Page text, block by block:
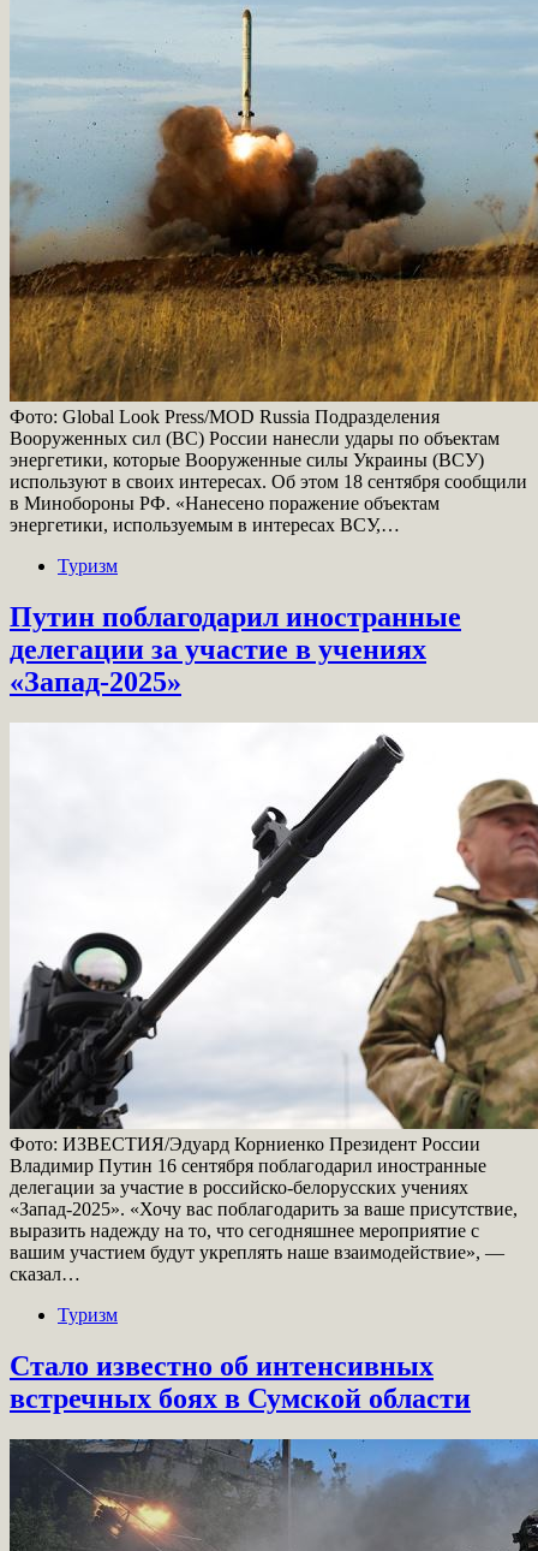
Фото: Global Look Press/MOD Russia Подразделения
Вооруженных сил (ВС) России нанесли удары по объектам
энергетики, которые Вооруженные силы Украины (ВСУ)
используют в своих интересах. Об этом 18 сентября сообщили
в Минобороны РФ. «Нанесено поражение объектам
энергетики, используемым в интересах ВСУ,…
Туризм
Путин поблагодарил иностранные
делегации за участие в учениях
«Запад-2025»
Фото: ИЗВЕСТИЯ/Эдуард Корниенко Президент России
Владимир Путин 16 сентября поблагодарил иностранные
делегации за участие в российско-белорусских учениях
«Запад-2025». «Хочу вас поблагодарить за ваше присутствие,
выразить надежду на то, что сегодняшнее мероприятие с
вашим участием будут укреплять наше взаимодействие», —
сказал…
Туризм
Стало известно об интенсивных
встречных боях в Сумской области